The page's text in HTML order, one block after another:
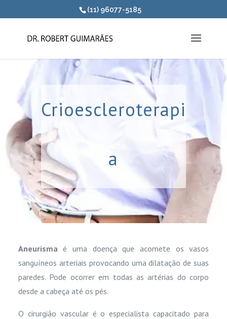
(11) 96077-5185
Crioescleroterapi
a
Aneurisma é uma doença que acomete os vasos
sanguíneos arteriais provocando uma dilatação de suas
paredes. Pode ocorrer em todas as artérias do corpo
desde a cabeça até os pés.
O cirurgião vascular é o especialista capacitado para